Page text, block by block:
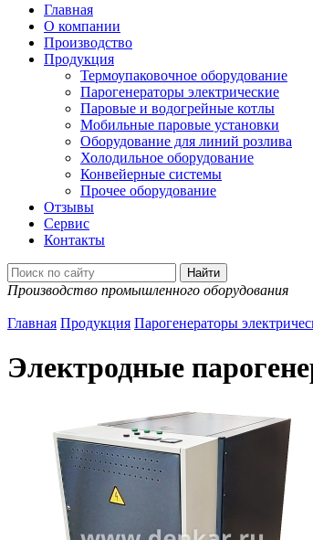
Главная
О компании
Производство
Продукция
Термоупаковочное оборудование
Парогенераторы электрические
Паровые и водогрейные котлы
Мобильные паровые установки
Оборудование для линий розлива
Холодильное оборудование
Конвейерные системы
Прочее оборудование
Отзывы
Сервис
Контакты
Производство промышленного оборудования
Главная Продукция Парогенераторы
Электродные